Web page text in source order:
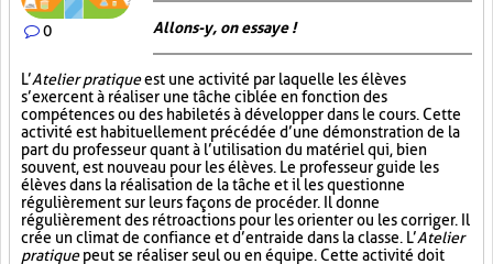
0 Allons-y, on essaye !
L’Atelier pratiqueest une activité par laquelle les élèves
s’exercent à réaliser une tâche ciblée en fonction des
compétences ou des habiletés à développer dans le cours. Cette
activité est habituellement précédée d’une démonstration de la
part du professeur quant à l’utilisation du matériel qui, bien
souvent, est nouveau pour les élèves. Le professeur guide les
élèves dans la réalisation de la tâche et il les questionne
régulièrement sur leurs façons de procéder. Il donne
régulièrement des rétroactions pour les orienter ou les corriger. Il
crée un climat de confiance et d’entraide dans la classe. L’Atelier
pratiquepeut se réaliser seul ou en équipe. Cette activité doit